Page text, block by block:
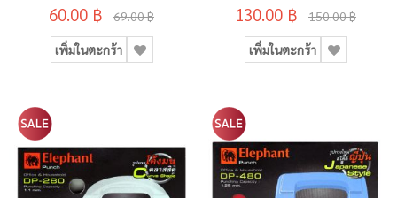
60.00 ฿ 69.00 ฿
เพิ่มในตะกร้า
130.00 ฿ 150.00 ฿
เพิ่มในตะกร้า